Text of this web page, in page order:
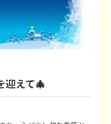
迎えて🎄